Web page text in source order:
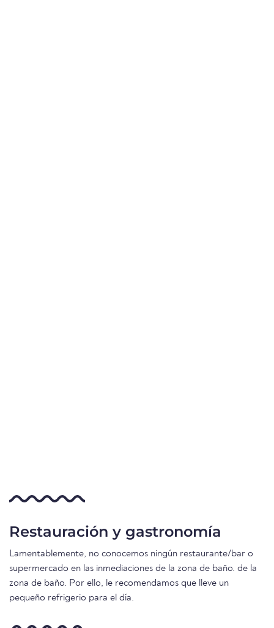
Restauración y gastronomía
Lamentablemente, no conocemos ningún restaurante/bar o
supermercado en las inmediaciones de la zona de baño. de la
zona de baño. Por ello, le recomendamos que lleve un
pequeño refrigerio para el día.